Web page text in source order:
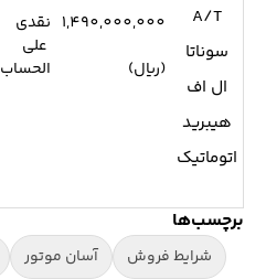
A/T
سوناتا
ال اف
هیبرید
اتوماتیک
1,490,000,000
(ریال)
نقدی
علی
الحساب
برچسب‌ها
شرایط فروش آسان موتور